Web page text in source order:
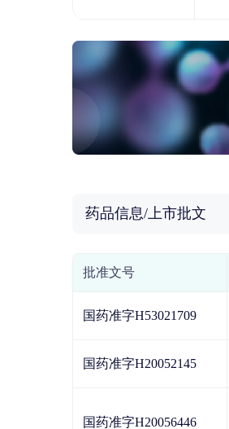
药品信息/上市批文
批准文号
国药准字H53021709
国药准字H20052145
国药准字H20056446